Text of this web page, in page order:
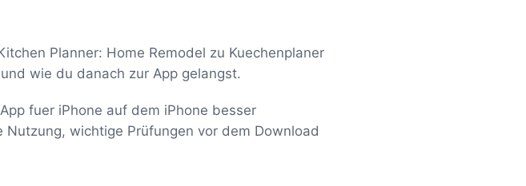
Planner: Home Remodel zu Kuechenplaner
wie du danach zur App gelangst.
fuer iPhone auf dem iPhone besser
wichtige Prüfungen vor dem Download